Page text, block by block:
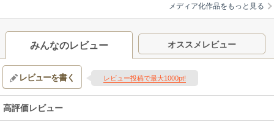
たヒンメルの死を受けての涙とその想いから、“人の心を知る旅”に出る。道
中に出会った、かつての仲間ハイターに育てられた魔法使いフェルン、同
じく仲間のアイゼンの弟子である戦士シュタルクと共に、魂の眠る地《オ
レオール》を目指すフリーレン。旅の中で出会う人々との交流、狡猾な魔
族や魔物との戦い。時に穏やかに、時にくだらなく、時に激しく、時に胸
に迫る…。その全てが、その一瞬一瞬が、3人のかけがえのないものとして
積み重ねられていく。この旅の先に待っているものは、果たして
――――。
制作会社】
マッドハウス
メディア化作品をもっと見る
みんなのレビュー オススメレビュー
レビューを書く レビュー投稿で最大1000pt!
高評価レビュー